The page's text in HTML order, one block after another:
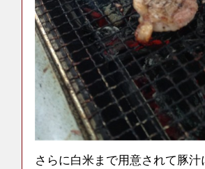
さらに白米まで用意されて豚汁